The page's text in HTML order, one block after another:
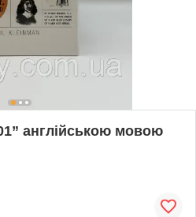
англійською мовою